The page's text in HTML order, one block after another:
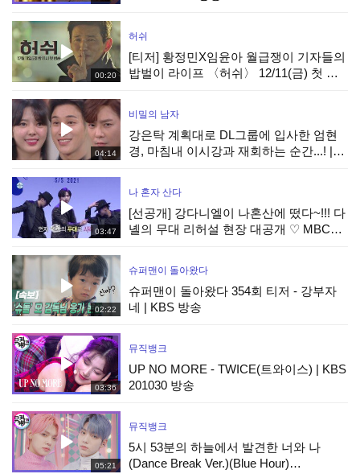
00:20
허쉬
[티저] 황정민X임윤아 월급쟁이 기자들의
밥벌이 라이프 〈허쉬〉 12/11(금) 첫 방
04:14
비밀의 남자
강은탁 계획대로 DL그룹에 입사한 엄현
경, 마침내 이시강과 재회하는 순간...! |
03:47
나 혼자 산다
[선공개] 강다니엘이 나혼산에 떴다~!!! 다
녤의 무대 리허설 현장 대공개 ♡ MBC
02:22
슈퍼맨이 돌아왔다
슈퍼맨이 돌아왔다 354회 티저 - 강부자
네 | KBS 방송
03:36
뮤직뱅크
UP NO MORE - TWICE(트와이스) | KBS
201030 방송
05:21
뮤직뱅크
5시 53분의 하늘에서 발견한 너와 나
(Dance Break Ver.)(Blue Hour)